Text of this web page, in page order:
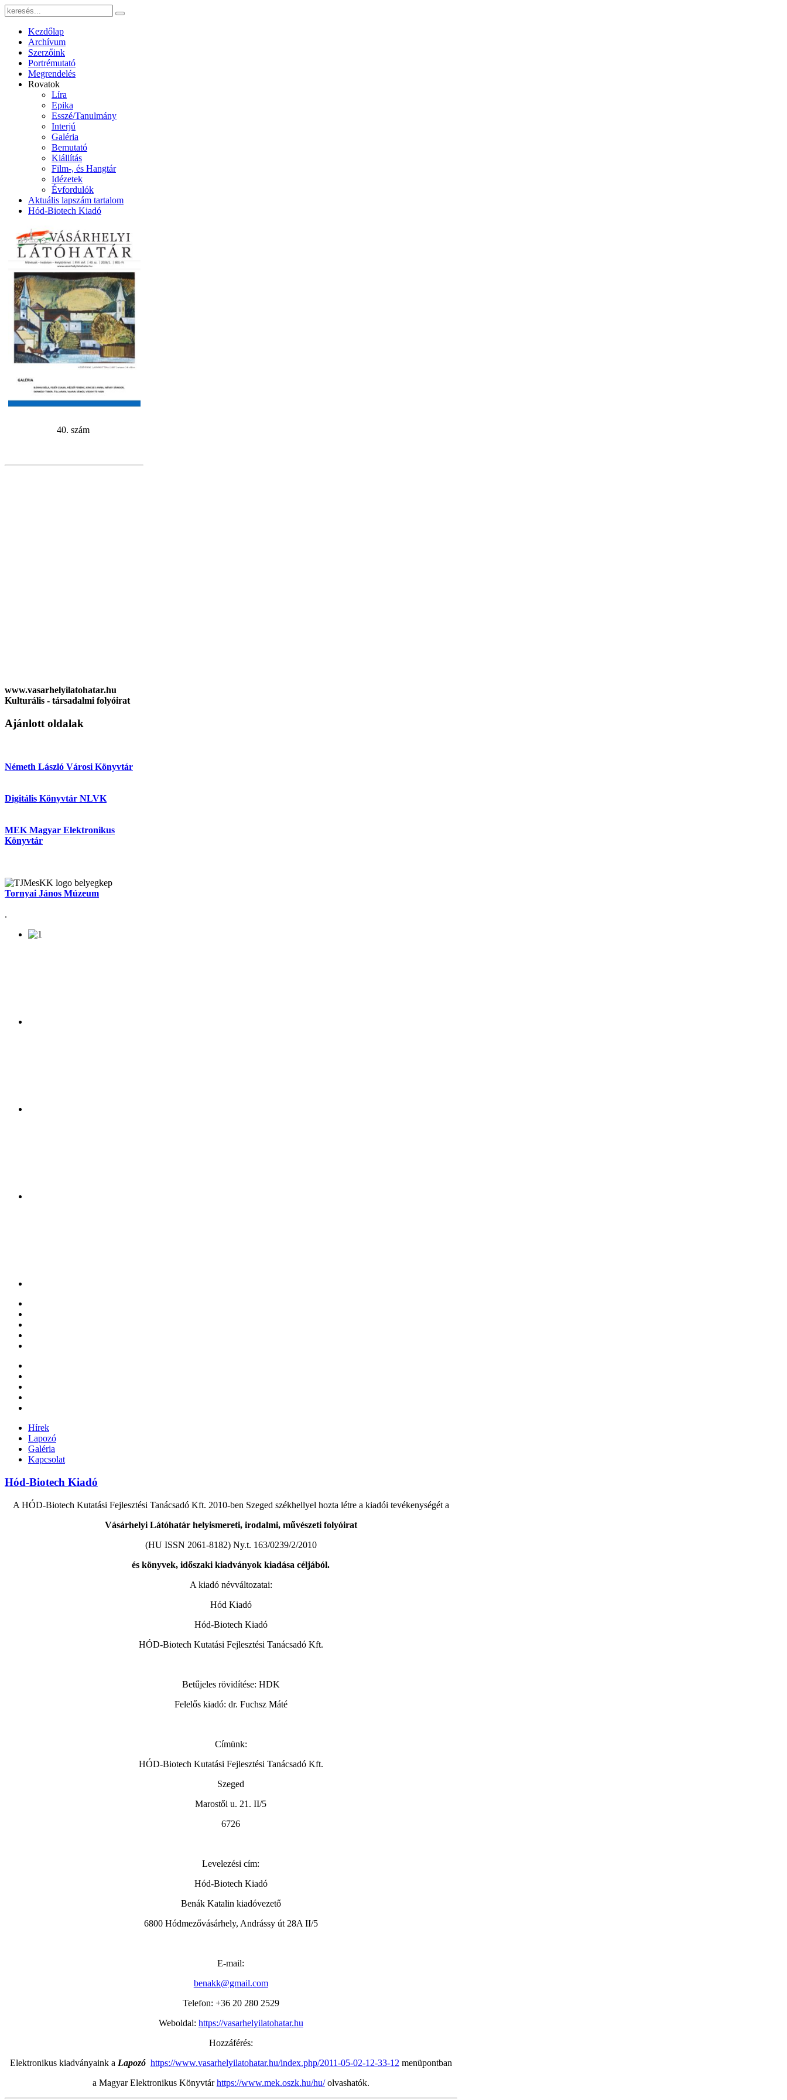
Kezdőlap
Archívum
Szerzőink
Portrémutató
Megrendelés
Rovatok
Líra
Epika
Esszé/Tanulmány
Interjú
Galéria
Bemutató
Kiállítás
Film-, és Hangtár
Idézetek
Évfordulók
Aktuális lapszám tartalom
Hód-Biotech Kiadó
40. szám
www.vasarhelyilatohatar.hu
Kulturális - társadalmi folyóirat
Ajánlott oldalak
Németh László Városi Könyvtár
Digitális Könyvtár NLVK
MEK Magyar Elektronikus
Könyvtár
Tornyai János Múzeum
.
Hírek
Lapozó
Galéria
Kapcsolat
Hód-Biotech Kiadó
A HÓD-Biotech Kutatási Fejlesztési Tanácsadó Kft. 2010-ben Szeged székhellyel hozta létre a kiadói tevékenységét a
Vásárhelyi Látóhatár helyismereti, irodalmi, művészeti folyóirat
(HU ISSN 2061-8182) Ny.t. 163/0239/2/2010
és könyvek, időszaki kiadványok kiadása céljából.
A kiadó névváltozatai:
Hód Kiadó
Hód-Biotech Kiadó
HÓD-Biotech Kutatási Fejlesztési Tanácsadó Kft.
Betűjeles rövidítése: HDK
Felelős kiadó: dr. Fuchsz Máté
Címünk:
HÓD-Biotech Kutatási Fejlesztési Tanácsadó Kft.
Szeged
Marostői u. 21. II/5
6726
Levelezési cím:
Hód-Biotech Kiadó
Benák Katalin kiadóvezető
6800 Hódmezővásárhely, Andrássy út 28A II/5
E-mail:
benakk@gmail.com
Telefon: +36 20 280 2529
Weboldal: https://vasarhelyilatohatar.hu
Hozzáférés:
Elektronikus kiadványaink a Lapozó https://www.vasarhelyilatohatar.hu/index.php/2011-05-02-12-33-12 menüpontban
a Magyar Elektronikus Könyvtárhttps://www.mek.oszk.hu/hu/olvashatók.